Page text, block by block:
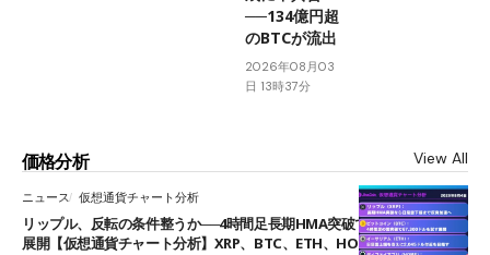
──134億円超
のBTCが流出
2026年08月03
日 13時37分
価格分析 View All
ニュース 仮想通貨チャート分析
リップル、反転の条件整うか──4時間足長期HMA突破で雲下端を目指す
展開【仮想通貨チャート分析】XRP、BTC、ETH、HOME